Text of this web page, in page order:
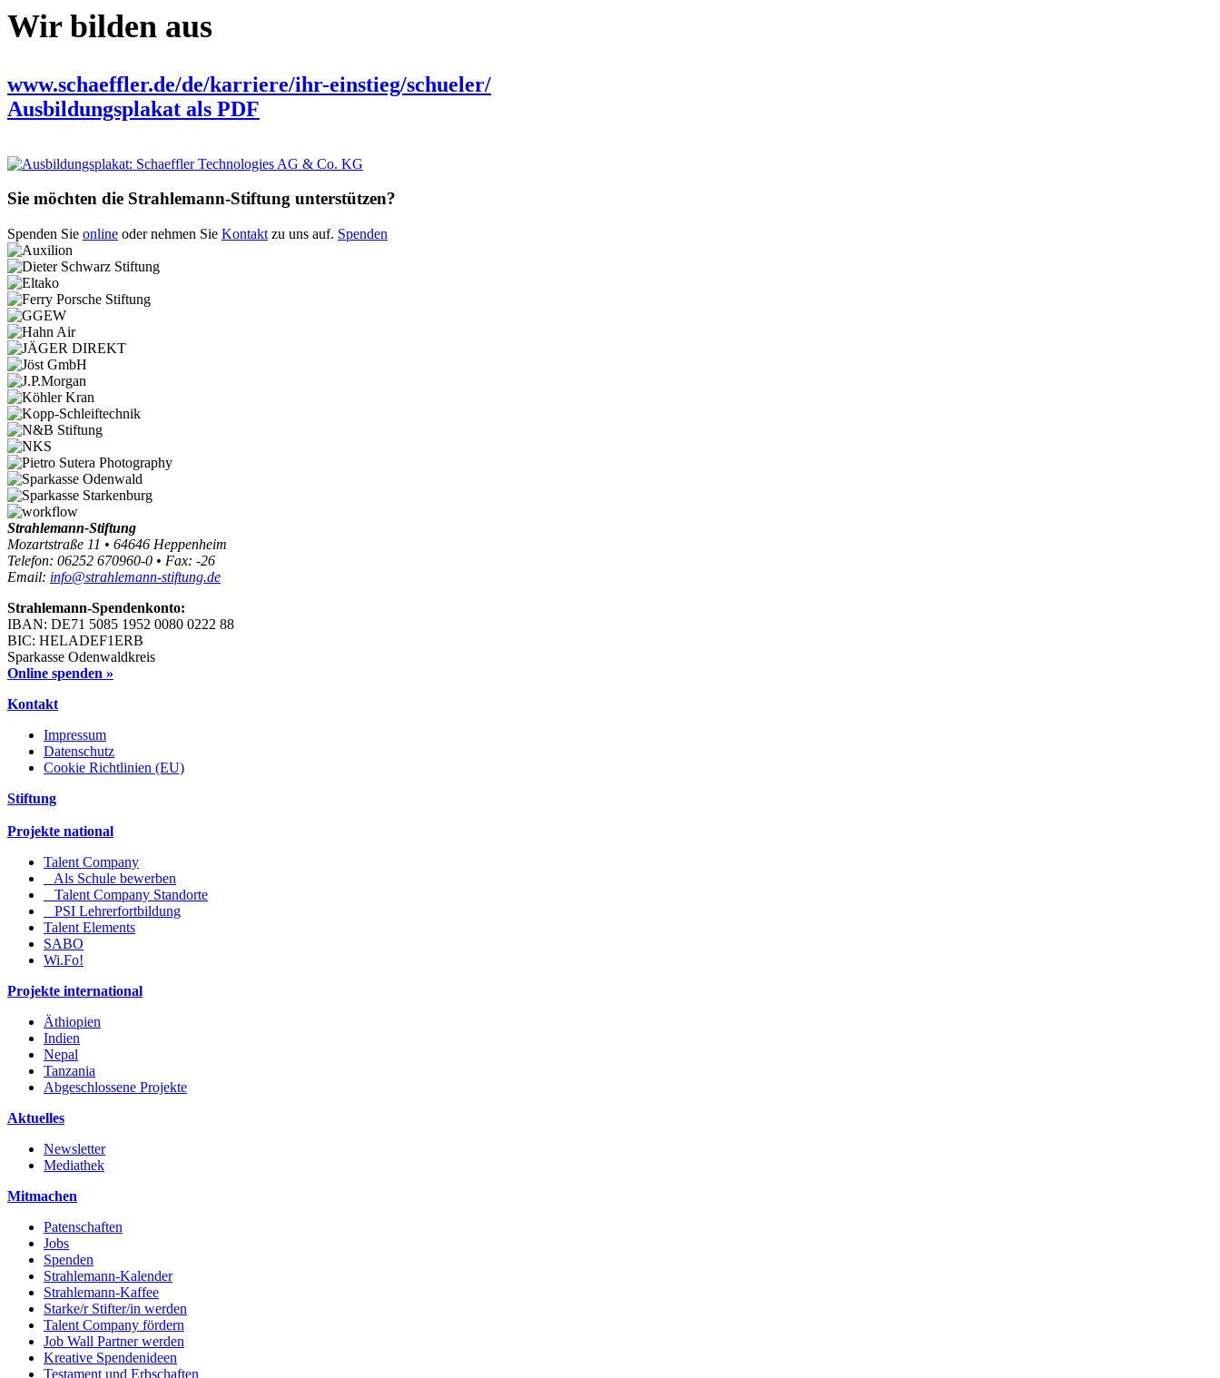
Wir bilden aus
www.schaeffler.de/de/karriere/ihr-einstieg/schueler/
Ausbildungsplakat als PDF
Sie möchten die Strahlemann-Stiftung unterstützen?
Spenden Sie online oder nehmen Sie Kontakt zu uns auf. Spenden
Strahlemann-Stiftung
Mozartstraße 11 • 64646 Heppenheim
Telefon: 06252 670960-0 • Fax: -26
Email: info@strahlemann-stiftung.de
Strahlemann-Spendenkonto:
IBAN: DE71 5085 1952 0080 0222 88
BIC: HELADEF1ERB
Sparkasse Odenwaldkreis
Online spenden »
Kontakt
Impressum
Datenschutz
Cookie Richtlinien (EU)
Stiftung
Projekte national
Talent Company
Als Schule bewerben
Talent Company Standorte
PSI Lehrerfortbildung
Talent Elements
SABO
Wi.Fo!
Projekte international
Äthiopien
Indien
Nepal
Tanzania
Abgeschlossene Projekte
Aktuelles
Newsletter
Mediathek
Mitmachen
Patenschaften
Jobs
Spenden
Strahlemann-Kalender
Strahlemann-Kaffee
Starke/r Stifter/in werden
Talent Company fördern
Job Wall Partner werden
Kreative Spendenideen
Testament und Erbschaften